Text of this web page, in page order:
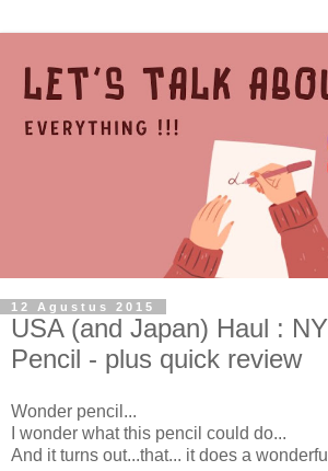
12 Agustus 2015
USA (and Japan) Haul :
Pencil - plus quick review
Wonder pencil...
I wonder what this pencil could do...
And it turns out...that... it does a